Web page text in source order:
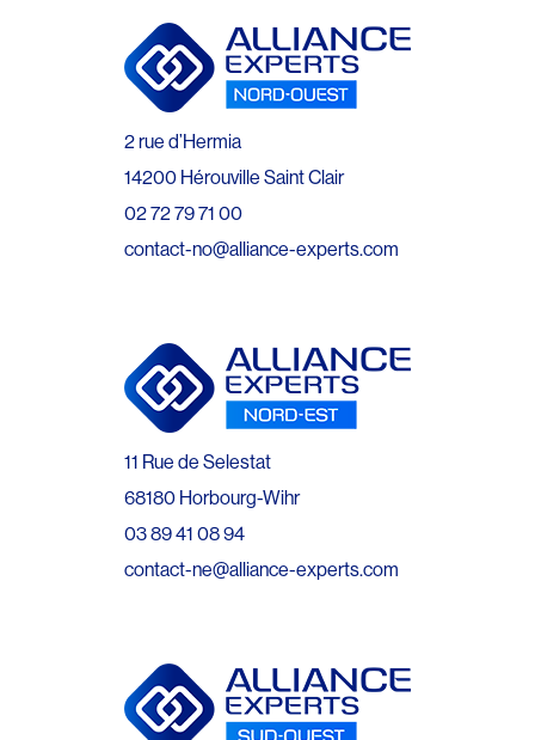
2 rue d’Hermia
14200 Hérouville Saint Clair
02 72 79 71 00
contact-no@alliance-experts.com
11 Rue de Selestat
68180 Horbourg-Wihr
03 89 41 08 94
contact-ne@alliance-experts.com